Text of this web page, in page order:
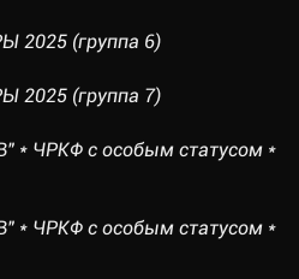
(группа 6)
(группа 7)
* ЧРКФ с особым статусом *
* ЧРКФ с особым статусом *